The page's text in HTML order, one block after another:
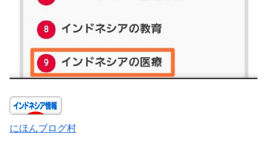
にほんブログ村